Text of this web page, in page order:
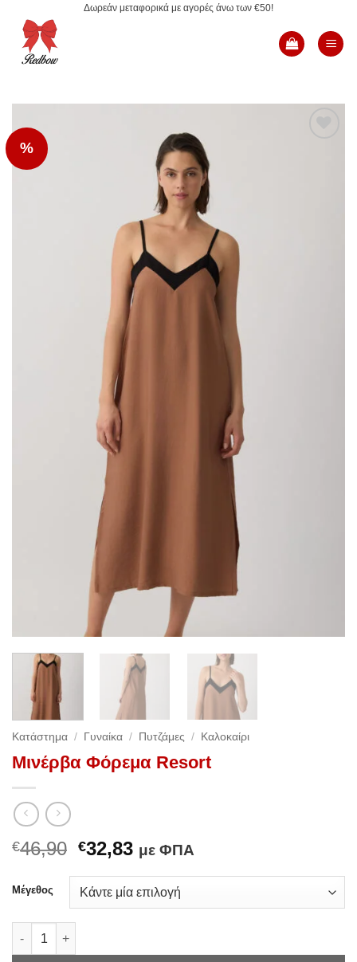
περιεχόμενο
Δωρεάν μεταφορικά με αγορές άνω των €50!
%
Κατάστημα / Γυναίκα / Πυτζάμες / Καλοκαίρι
Μινέρβα Φόρεμα Resort
€46,90 Original
was:
€46,90.
€32,83Η
τιμή
είναι:
με ΦΠΑ
Μέγεθος
Μινέρβα Φόρεμα Resort ποσότητα